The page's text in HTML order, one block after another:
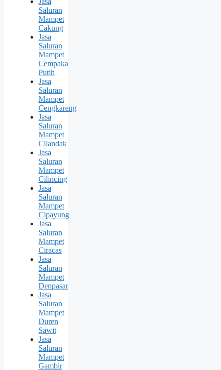
Saluran
Mampet
Cakung
Jasa
Saluran
Mampet
Cempaka
Putih
Jasa
Saluran
Mampet
Cengkareng
Jasa
Saluran
Mampet
Cilandak
Jasa
Saluran
Mampet
Cilincing
Jasa
Saluran
Mampet
Cipayung
Jasa
Saluran
Mampet
Ciracas
Jasa
Saluran
Mampet
Denpasar
Jasa
Saluran
Mampet
Duren
Sawit
Jasa
Saluran
Mampet
Gambir